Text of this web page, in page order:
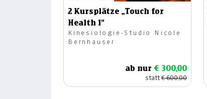
2 Kursplätze „Touch for
Health 1"
Kinesiologie-Studio Nicole
Bernhauser
ab nur € 300,00
statt€ 600,00